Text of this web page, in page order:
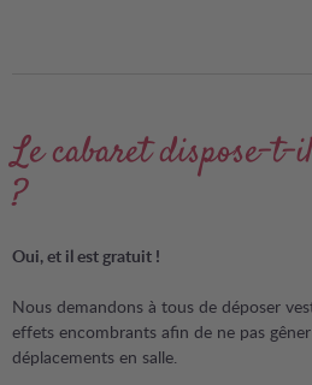
Le cabaret dispose-
?
Oui, et il est gratuit !
Nous demandons à tous de déposer
effets encombrants afin de ne pas
déplacements en salle.